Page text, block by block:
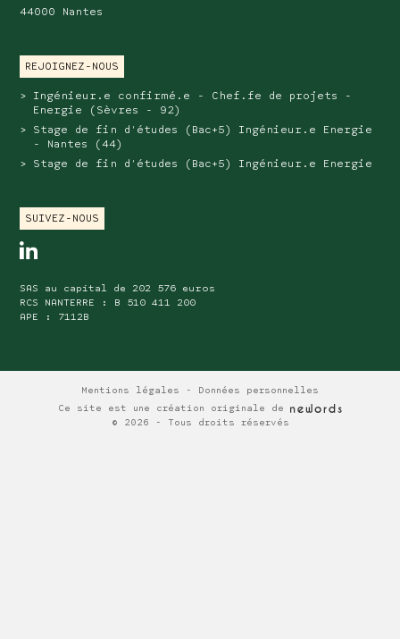
44000 Nantes
REJOIGNEZ-NOUS
Ingénieur.e confirmé.e - Chef.fe de projets -
Energie (Sèvres - 92)
Stage de fin d'études (Bac+5) Ingénieur.e Energie
- Nantes (44)
Stage de fin d'études (Bac+5) Ingénieur.e Energie
SUIVEZ-NOUS
linkedin
SAS au capital de 202 576 euros
RCS NANTERRE : B 510 411 200
APE : 7112B
Mentions légales
Données personnelles
Ce site est une création originale de
Newords
© 2026 - Tous droits réservés